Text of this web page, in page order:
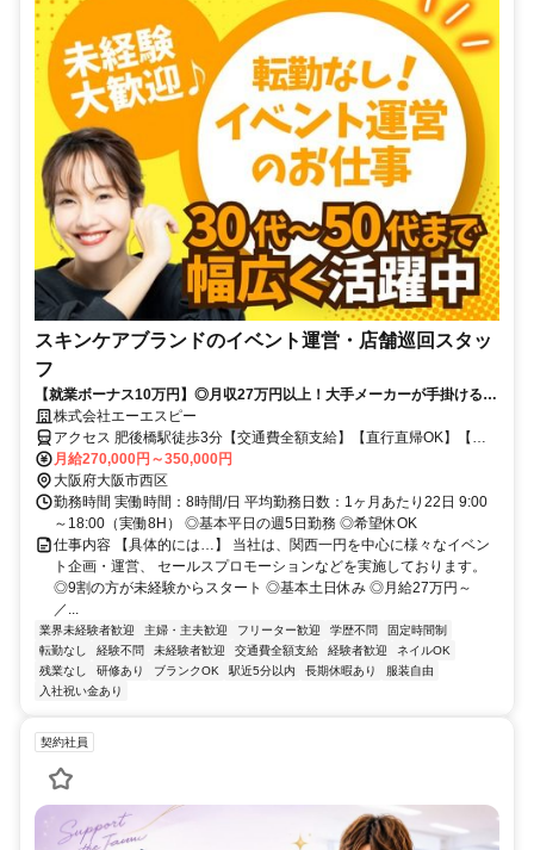
スキンケアブランドのイベント運営・店舗巡回スタッ
フ
【就業ボーナス10万円】◎月収27万円以上！大手メーカーが手掛けるス
キンケア商品キャンペーン◎未経験・ブランク復帰OK◎直行直帰OK
株式会社エーエスピー
アクセス 肥後橋駅徒歩3分【交通費全額支給】【直行直帰OK】【転
勤なし】
月給270,000円～350,000円
大阪府大阪市西区
勤務時間 実働時間：8時間/日 平均勤務日数：1ヶ月あたり22日 9:00
～18:00（実働8H） ◎基本平日の週5日勤務 ◎希望休OK
仕事内容 【具体的には…】 当社は、関西一円を中心に様々なイベン
ト企画・運営、 セールスプロモーションなどを実施しております。
◎9割の方が未経験からスタート ◎基本土日休み ◎月給27万円～
／...
業界未経験者歓迎 主婦・主夫歓迎 フリーター歓迎 学歴不問
固定時間制
転勤なし
経験不問 未経験者歓迎 交通費全額支給 経験者歓迎
ネイルOK
残業なし
研修あり ブランクOK 駅近5分以内 長期休暇あり
服装自由
入社祝い金あり
契約社員